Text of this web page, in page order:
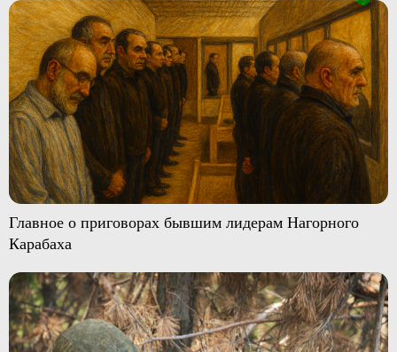
Главное о приговорах бывшим лидерам Нагорного
Карабаха